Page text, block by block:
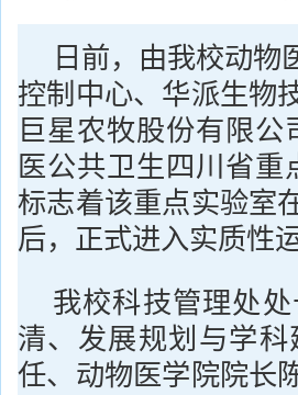
日前，由我校动物
控制中心、华派生物
巨星农牧股份有限
医公共卫生四川省重
标志着该重点实验室
后，正式进入实质性
我校科技管理处
清、发展规划与学
任、动物医学院院长